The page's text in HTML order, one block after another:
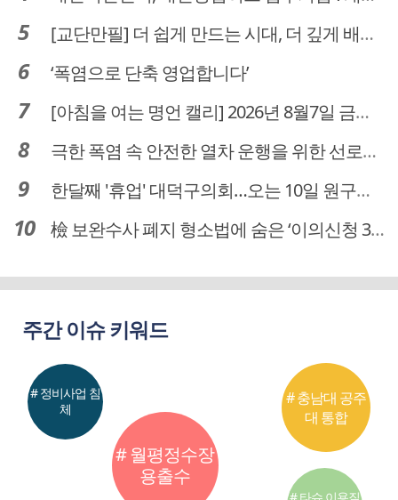
[교단만필] 더 쉽게 만드는 시대, 더 깊게 배우는 교육
‘폭염으로 단축 영업합니다’
[아침을 여는 명언 캘리] 2026년 8월7일 금요일
극한 폭염 속 안전한 열차 운행을 위한 선로관리
한달째 '휴업' 대덕구의회…오는 10일 원구성 다시 돌입
檢 보완수사 폐지 형소법에 숨은 ‘이의신청 3개월 제한’…황운하는 30일 추진
주간 이슈 키워드
# 월평정수장
용출수
# 충남대 공주
대 통합
# 정비사업 침
체